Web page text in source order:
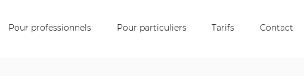
Pour professionnels Pour particuliers Tarifs Contact